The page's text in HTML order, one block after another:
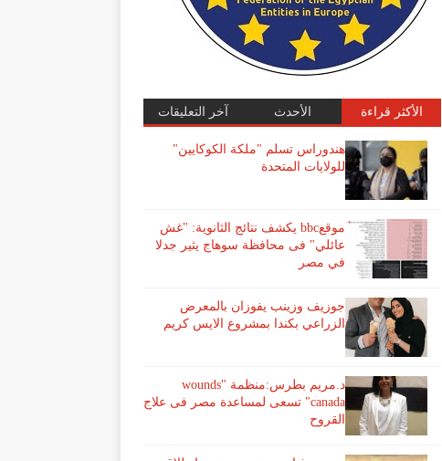
الأكثر قراءة الأحدث آخر التعليقات
هندوراس تسلم "ملكة الكوكايين"
للولايات المتحدة
موقعbbc يكشف نتائج الثانوية: "غش
عائلي" فى محافظة سوهاج يثير جدلا
في مصر
جوزيف وزينب يفوزان بالمعرض
الزراعي بكندا بمشروع الايس كريم
د.مريم بطرس:منظمة "wounds
canada" تسعى لمساعدة مصر فى علاج
القروح